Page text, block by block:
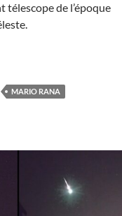
de l’époque
83, la flamboyante
MARIO RANA